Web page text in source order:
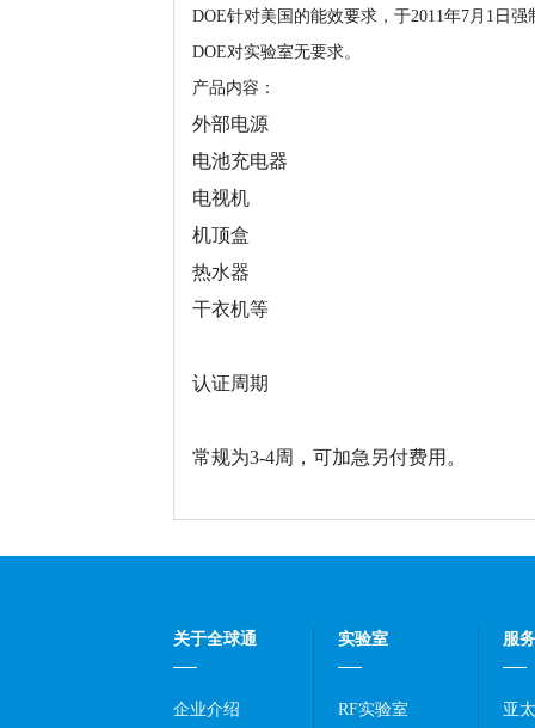
DOE针对美国的能效要求，于2011年7月1日
DOE对实验室无要求。
产品内容：
外部电源
电池充电器
电视机
机顶盒
热水器
干衣机等
认证周期
常规为3-4周，可加急另付费用。
关于全球通
企业介绍
实验室
RF实验室
服
亚